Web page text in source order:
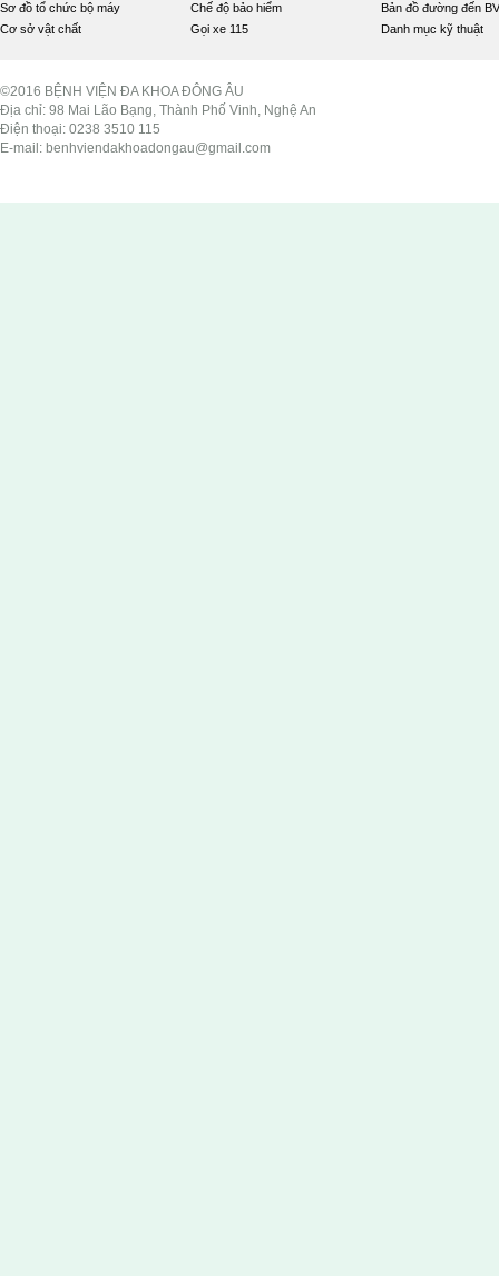
Sơ đồ tổ chức bộ máy
Cơ sở vật chất
Chế độ bảo hiểm
Gọi xe 115
Bản đồ đường đến BV
Danh mục kỹ thuật
©2016 BỆNH VIỆN ĐA KHOA ĐÔNG ÂU
Địa chỉ: 98 Mai Lão Bạng, Thành Phố Vinh, Nghệ An
Điện thoại: 0238 3510 115
E-mail: benhviendakhoadongau@gmail.com